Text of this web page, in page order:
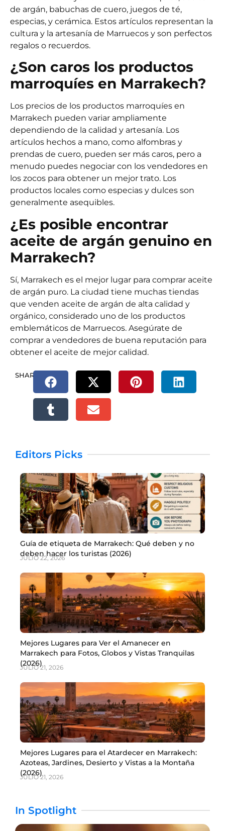
de argán, babuchas de cuero, juegos de té,
especias, y cerámica. Estos artículos representan la
cultura y la artesanía de Marruecos y son perfectos
regalos o recuerdos.
¿Son caros los productos
marroquíes en Marrakech?
Los precios de los productos marroquíes en
Marrakech pueden variar ampliamente
dependiendo de la calidad y artesanía. Los
artículos hechos a mano, como alfombras y
prendas de cuero, pueden ser más caros, pero a
menudo puedes negociar con los vendedores en
los zocos para obtener un mejor trato. Los
productos locales como especias y dulces son
generalmente asequibles.
¿Es posible encontrar
aceite de argán genuino en
Marrakech?
Sí, Marrakech es el mejor lugar para comprar aceite
de argán puro. La ciudad tiene muchas tiendas
que venden aceite de argán de alta calidad y
orgánico, considerado uno de los productos
emblemáticos de Marruecos. Asegúrate de
comprar a vendedores de buena reputación para
obtener el aceite de mejor calidad.
SHARE.
Editors Picks
Guía de etiqueta de Marrakech: Qué deben y no
deben hacer los turistas (2026)
JULIO 22, 2026
Mejores Lugares para Ver el Amanecer en
Marrakech para Fotos, Globos y Vistas Tranquilas
(2026)
JULIO 21, 2026
Mejores Lugares para el Atardecer en Marrakech:
Azoteas, Jardines, Desierto y Vistas a la Montaña
(2026)
JULIO 21, 2026
In Spotlight